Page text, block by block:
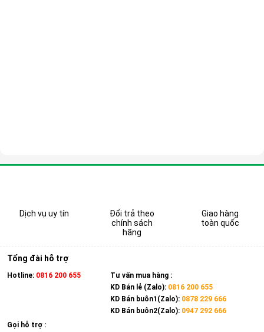
Dịch vụ uy tín
Đổi trả theo
chính sách
hãng
Giao hàng
toàn quốc
Tổng đài hỗ trợ
Hotline: 0816 200 655
Tư vấn mua hàng :
KD Bán lẻ (Zalo): 0816 200 655
KD Bán buôn1(Zalo): 0878 229 666
KD Bán buôn2(Zalo): 0947 292 666
Gọi hỗ trợ :